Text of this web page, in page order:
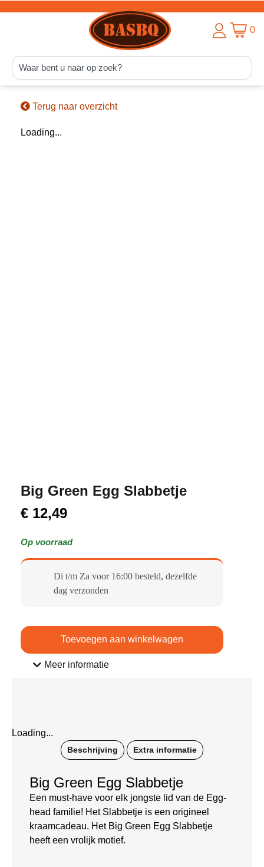
0
Terug naar overzicht
Loading...
Big Green Egg Slabbetje
€ 12,49
Op voorraad
Di t/m Za voor 16:00 besteld, dezelfde
dag verzonden​
Toevoegen aan winkelwagen
Meer informatie
Loading...
Beschrijving Extra informatie
Big Green Egg Slabbetje
Een must-have voor elk jongste lid van de Egg-
head familie! Het Slabbetje is een origineel
kraamcadeau. Het Big Green Egg Slabbetje
heeft een vrolijk motief.